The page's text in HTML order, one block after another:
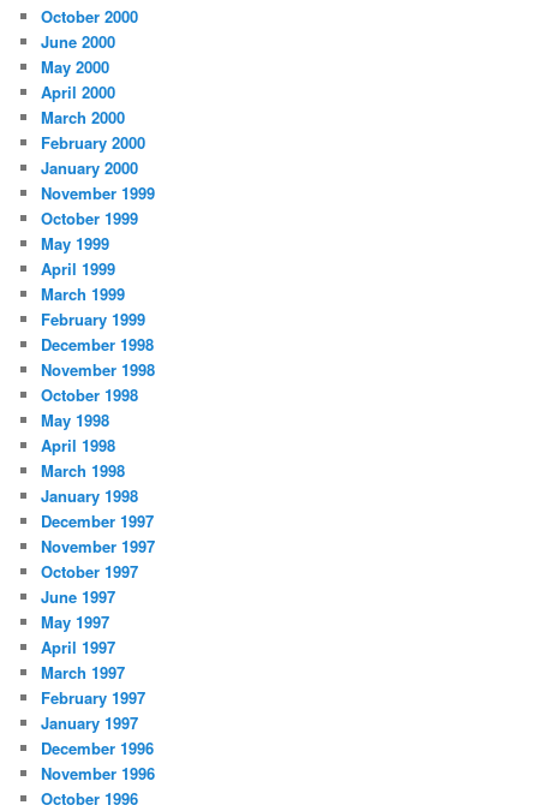
October 2000
June 2000
May 2000
April 2000
March 2000
February 2000
January 2000
November 1999
October 1999
May 1999
April 1999
March 1999
February 1999
December 1998
November 1998
October 1998
May 1998
April 1998
March 1998
January 1998
December 1997
November 1997
October 1997
June 1997
May 1997
April 1997
March 1997
February 1997
January 1997
December 1996
November 1996
October 1996